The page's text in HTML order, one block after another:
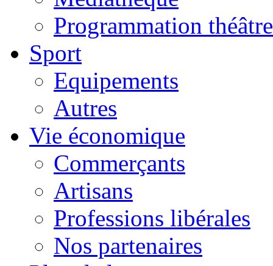
Programmation théâtre
Sport
Equipements
Autres
Vie économique
Commerçants
Artisans
Professions libérales
Nos partenaires